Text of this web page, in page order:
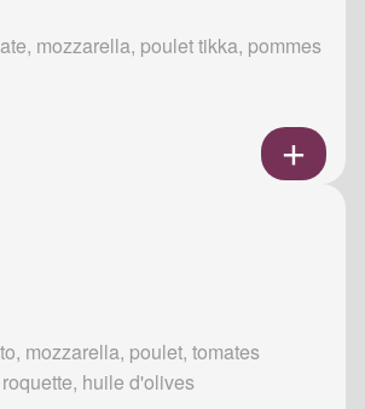
mozzarella, poulet tikka, pommes
mozzarella, poulet, tomates
huile d'olives